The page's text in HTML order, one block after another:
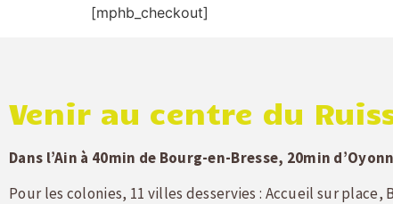
[mphb_checkout]
Venir au centre du
Dans l’Ain à 40min de Bourg-en-Bresse, 20min
Pour les colonies, 11 villes desservies : Accueil sur place,